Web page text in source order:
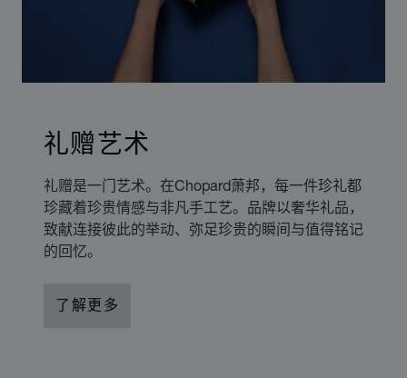
礼赠艺术
礼赠是一门艺术。在Chopard萧邦，每一件珍礼都
珍藏着珍贵情感与非凡手工艺。品牌以奢华礼品，
致献连接彼此的举动、弥足珍贵的瞬间与值得铭记
的回忆。
了解更多